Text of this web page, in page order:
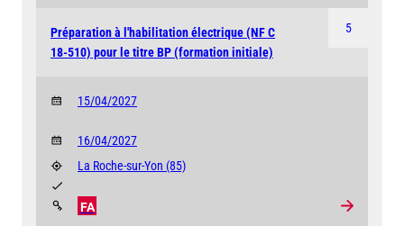
5
Préparation à l'habilitation électrique (NF C
18-510) pour le titre BP (formation initiale)
15/04/2027
16/04/2027
La Roche-sur-Yon (85)
FA